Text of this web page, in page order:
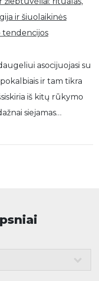
ir šiuolaikinės
tendencijos
asocijuojasi su
ir tam tikra
iš kitų rūkymo
siejamas…